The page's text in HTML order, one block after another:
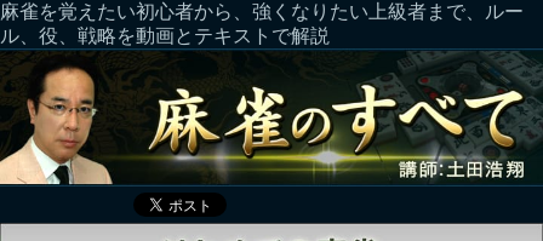
麻雀を覚えたい初心者から、強くなりたい上級者まで、ルー
ル、役、戦略を動画とテキストで解説